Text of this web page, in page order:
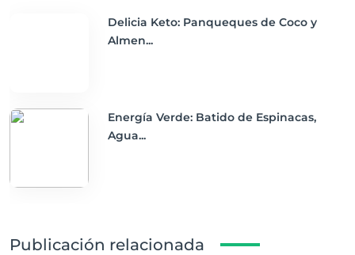
Delicia Keto: Panqueques de Coco y
Almen...
Energía Verde: Batido de Espinacas,
Agua...
Publicación relacionada